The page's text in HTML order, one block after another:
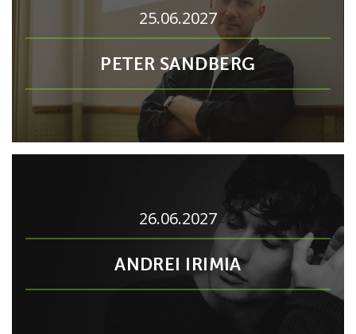
25.06.2027
PETER SANDBERG
26.06.2027
ANDREI IRIMIA